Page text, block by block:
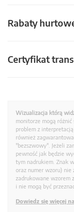
Rabaty
Certyfikat
Wizualizacja którą
monitorze mogą
problem z
również
"bezszwowy". Jeżeli
pewność jak będzie
tym nadrukiem. Znak
oraz numer wzoru)
zadrukowane wzorem
i nie mogą być
Dowiedz się więcej